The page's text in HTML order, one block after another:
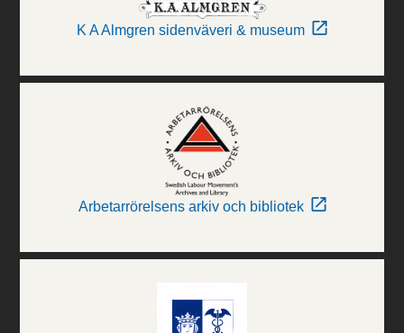
K A Almgren sidenväveri & museum
Arbetarrörelsens arkiv och bibliotek